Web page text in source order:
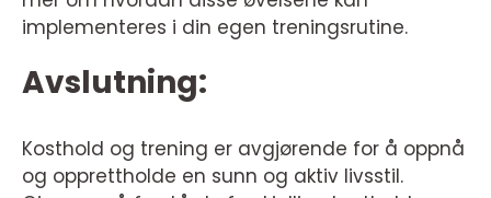
implementeres i din egen treningsrutine.
Avslutning:
Kosthold og trening er avgjørende for å oppnå
og opprettholde en sunn og aktiv livsstil.